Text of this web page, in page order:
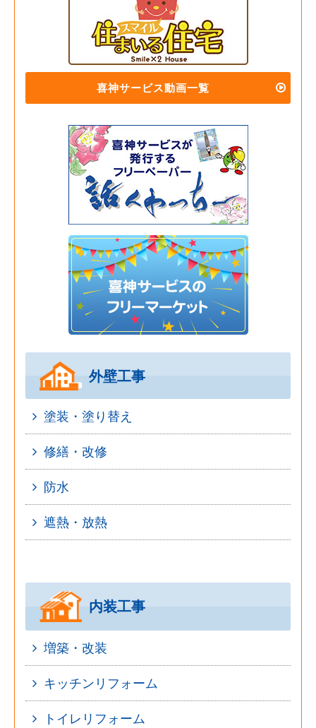
喜神サービス動画一覧
外壁工事
塗装・塗り替え
修繕・改修
防水
遮熱・放熱
内装工事
増築・改装
キッチンリフォーム
トイレリフォーム